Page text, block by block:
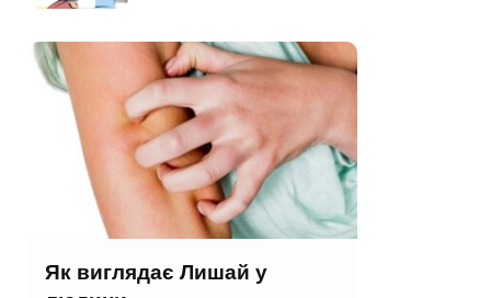
Як виглядає Лишай у